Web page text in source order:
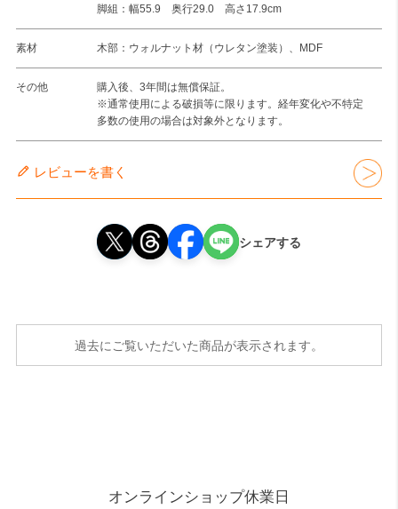
脚組：幅55.9 奥行29.0 高さ17.9cm
素材 木部：ウォルナット材（ウレタン塗装）、MDF
その他
購入後、3年間は無償保証。
※通常使用による破損等に限ります。経年変化や不特定
多数の使用の場合は対象外となります。
レビューを書く
シェアする
過去にご覧いただいた商品が表示されます。
オンラインショップ休業日